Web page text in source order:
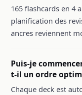
165 flashcards en 4
planification des
ancres reviennent
Puis-je
t-il un ordre
Chaque deck est